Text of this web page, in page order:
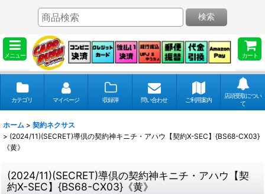
メニュー カート
検索
カテゴリ マイページ 収録弾 問い合わせ ご利用案内
店頭受取につい
て
ホーム > 契約ネクサス
> (2024/11)(SECRET)導倶の契約神キニチ・アハウ【契約X-SEC】{BS68-CX03}
《黄》
(2024/11)(SECRET)導倶の契約神キニチ・アハウ【契
約X-SEC】{BS68-CX03}《黄》